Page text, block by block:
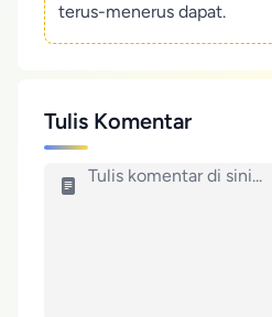
terus-menerus dapat.
Tulis Komentar